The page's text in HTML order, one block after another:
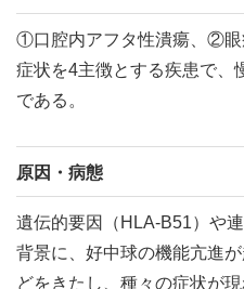
①口腔内アフタ性潰瘍、②
症状を4主徴とする疾患で、
である。
原因・病態
遺伝的要因（HLA-B51）や
背景に、好中球の機能亢進
どをきたし、種々の症状が